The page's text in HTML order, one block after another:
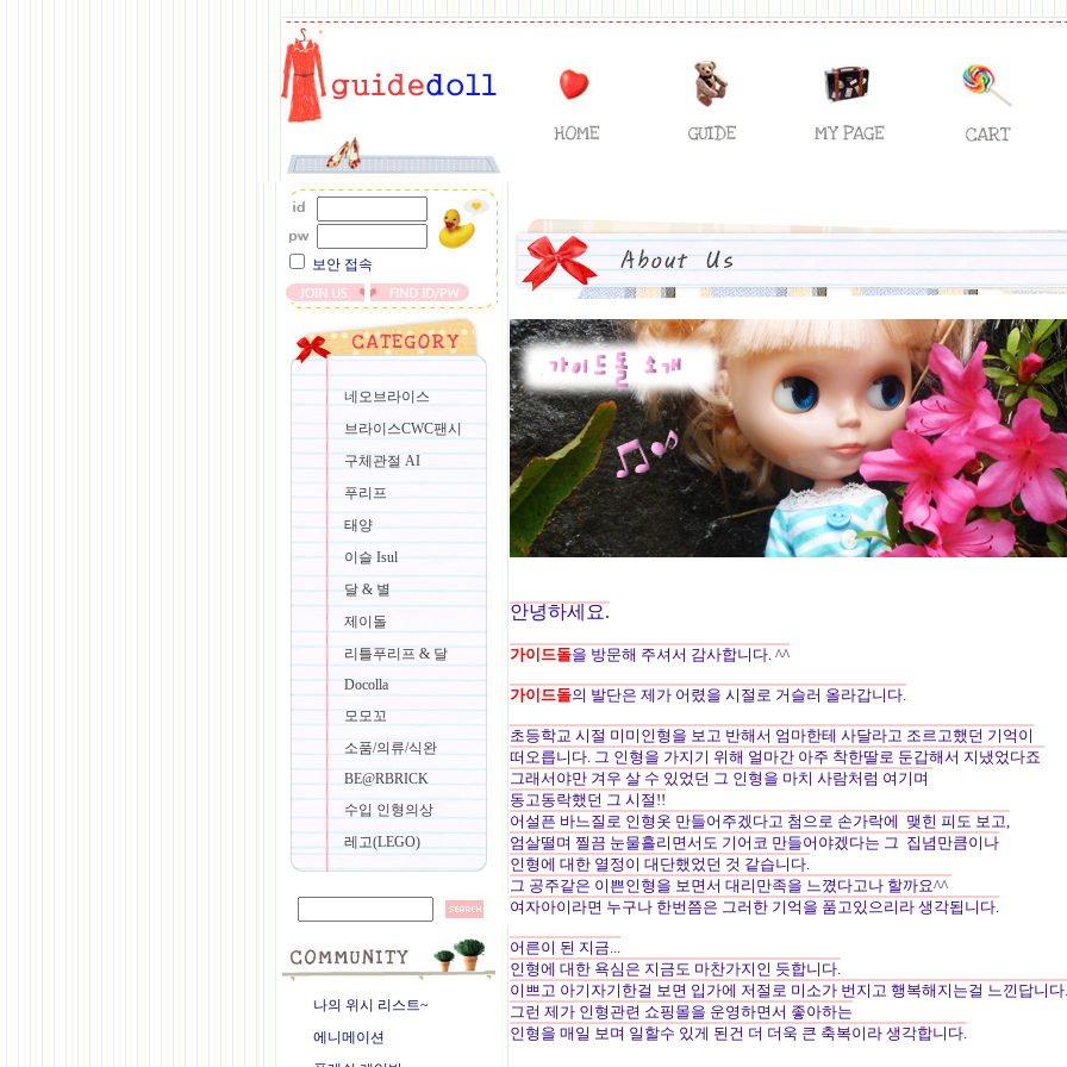
보안 접속
네오브라이스
브라이스CWC팬시
구체관절 AI
푸리프
태양
이슬 Isul
달 & 별
제이돌
리틀푸리프 & 달
Docolla
모모꼬
소품/의류/식완
BE@RBRICK
수입 인형의상
레고(LEGO)
나의 위시 리스트~
에니메이션
안녕하세요.
가이드돌을 방문해 주셔서 감사합니다. ^^
가이드돌의 발단은 제가 어렸을 시절로 거슬러 올라갑니다.
초등학교 시절 미미인형을 보고 반해서 엄마한테 사달라고 조르고했던 기억이
떠오릅니다. 그 인형을 가지기 위해 얼마간 아주 착한딸로 둔갑해서 지냈었다죠
그래서야만 겨우 살 수 있었던 그 인형을 마치 사람처럼 여기며
동고동락했던 그 시절!!
어설픈 바느질로 인형옷 만들어주겠다고 첨으로 손가락에 맺힌 피도 보고,
엄살떨며 찔끔 눈물흘리면서도 기어코 만들어야겠다는 그 집념만큼이나
인형에 대한 열정이 대단했었던 것 같습니다.
그 공주같은 이쁜인형을 보면서 대리만족을 느꼈다고나 할까요^^
여자아이라면 누구나 한번쯤은 그러한 기억을 품고있으리라 생각됩니다.
어른이 된 지금...
인형에 대한 욕심은 지금도 마찬가지인 듯합니다.
이쁘고 아기자기한걸 보면 입가에 저절로 미소가 번지고 행복해지는걸 느낀답니다.
그런 제가 인형관련 쇼핑몰을 운영하면서 좋아하는
인형을 매일 보며 일할수 있게 된건 더 더욱 큰 축복이라 생각합니다.